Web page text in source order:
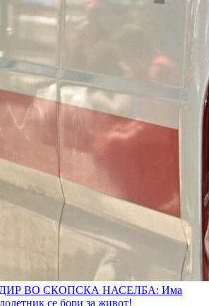
ВО СКОПСКА НАСЕЛБА: Има
се бори за живот!